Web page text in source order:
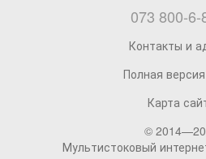
073 800-6-
Контакты и
Полная
Карта
©
Мультистоковый